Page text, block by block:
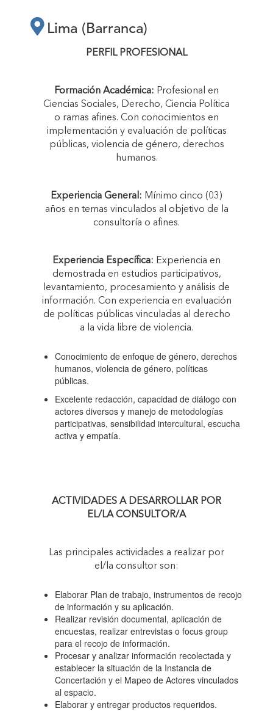
SANCIÓN Y
ERRADICACIÓN DE
LA VIOLENCIA DE
GÉNERO EN LA
PROVINCIA DE
Lima (Barranca)
PERFIL PROFESIONAL
Formación Académica: Profesional en
Ciencias Sociales, Derecho, Ciencia Política
o ramas afines. Con conocimientos en
implementación y evaluación de políticas
públicas, violencia de género, derechos
humanos.
Experiencia General: Mínimo cinco (03)
años en temas vinculados al objetivo de la
consultoría o afines.
Experiencia Específica: Experiencia en
demostrada en estudios participativos,
levantamiento, procesamiento y análisis de
información. Con experiencia en evaluación
de políticas públicas vinculadas al derecho
a la vida libre de violencia.
Conocimiento de enfoque de género, derechos
humanos, violencia de género, políticas
públicas.
Excelente redacción, capacidad de diálogo con
actores diversos y manejo de metodologías
participativas, sensibilidad intercultural, escucha
activa y empatía.
ACTIVIDADES A DESARROLLAR POR
EL/LA CONSULTOR/A
Las principales actividades a realizar por
el/la consultor son:
Elaborar Plan de trabajo, instrumentos de recojo
de información y su aplicación.
Realizar revisión documental, aplicación de
encuestas, realizar entrevistas o focus group
para el recojo de información.
Procesar y analizar información recolectada y
establecer la situación de la Instancia de
Concertación y el Mapeo de Actores vinculados
al espacio.
Elaborar y entregar productos requeridos.